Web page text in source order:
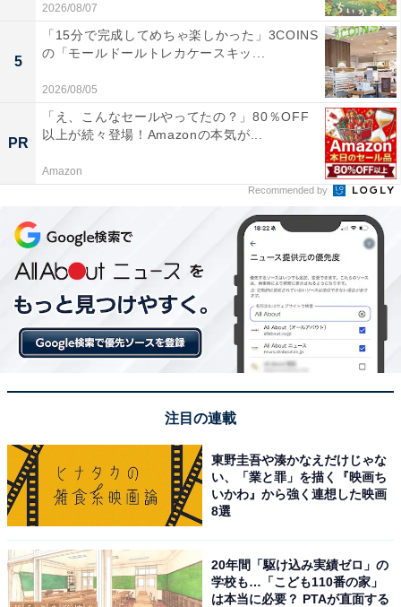
2026/08/07
5
「15分で完成してめちゃ楽しかった」3COINS
の「モールドールトレカケースキッ...
2026/08/05
PR
「え、こんなセールやってたの？」80％OFF
以上が続々登場！Amazonの本気が...
Amazon
Recommended by
注目の連載
東野圭吾や湊かなえだけじゃな
い、「業と罪」を描く『映画ち
いかわ』から強く連想した映画
8選
20年間「駆け込み実績ゼロ」の
学校も…「こども110番の家」
は本当に必要？ PTAが直面する